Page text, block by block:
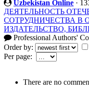
Uzbekistan Online ·
ДЕЯТЕЛЬНОСТЬ
СОТРУДНИЧЕСТВА В
ИЗДАТЕЛЬСТВО,
Professional Authors'
Order by:
Per page:
There are no